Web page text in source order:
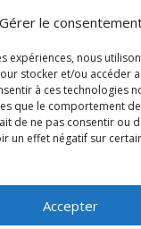
Gérer le
expériences, nous
stocker et/ou accéder
à ces technologies
que le comportement
de ne pas consentir ou
un effet négatif sur
Accepter
des Structures
à l’autocréation
infirmier :quels